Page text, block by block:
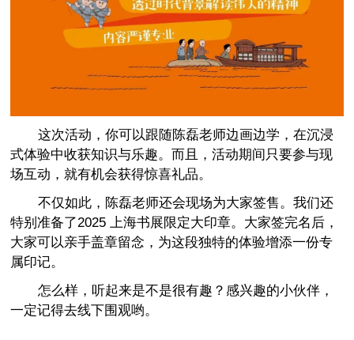
这次活动，你可以跟随陈磊老师边画边学，在沉浸
式体验中收获知识与乐趣。而且，活动期间只要参与现
场互动，就有机会获得惊喜礼品。
不仅如此，陈磊老师还会现场为大家签售。我们还
特别准备了2025 上海书展限定大印章。大家签完名后，
大家可以亲手盖章留念，为这段独特的体验增添一份专
属印记。
怎么样，听起来是不是很有趣？感兴趣的小伙伴，
一定记得去线下围观哟。